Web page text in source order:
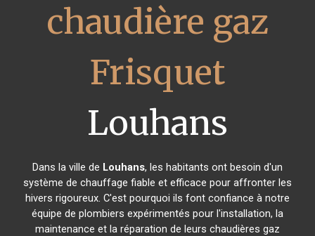
chaudière gaz
Frisquet
Louhans
Dans la ville de Louhans, les habitants ont besoin d'un
système de chauffage fiable et efficace pour affronter les
hivers rigoureux. C'est pourquoi ils font confiance à notre
équipe de plombiers expérimentés pour l'installation, la
maintenance et la réparation de leurs chaudières gaz